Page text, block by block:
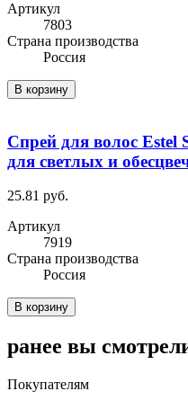
Артикул
7803
Cтрана производства
Россия
В корзину
Спрей для волос Estel
для светлых и
25.81 руб.
Артикул
7919
Cтрана производства
Россия
В корзину
ранее вы
Покупателям